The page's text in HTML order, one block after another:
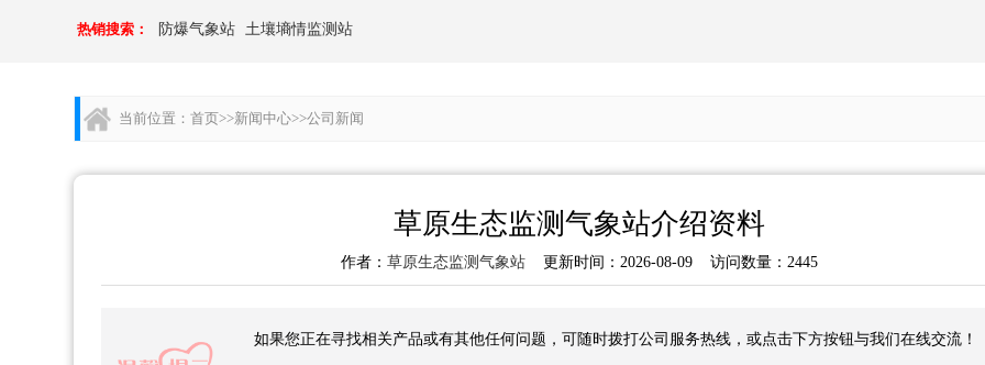
热销搜索： 防爆气象站 土壤墒情监测站
当前位置：首页>>新闻中心>>公司新闻
草原生态监测气象站介绍资料
作者： 草原生态监测气象站更新时间：2026-08-09 访问数量：2445
如果您正在寻找相关产品或有其他任何问题，可随时拨打公司服务热线，或点击下方按钮与我们在线交流！